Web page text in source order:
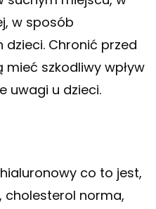
w sposób
dzieci. Chronić przed
mieć szkodliwy wpływ
uwagi u dzieci.
co to jest,
cholesterol norma,